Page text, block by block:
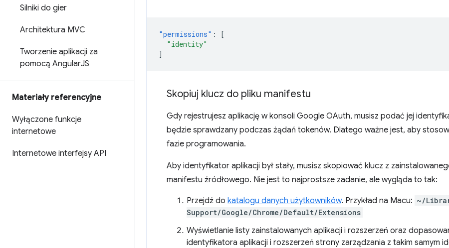
Silniki do gier
Architektura MVC
Tworzenie aplikacji za
pomocą AngularJS
Materiały referencyjne
Wyłączone funkcje
internetowe
Internetowe interfejsy API
"permissions" :
[
"identity"
]
Skopiuj klucz do pliku manifestu
Gdy rejestrujesz aplikację w konsoli Google OAuth, musisz podać jej
będzie sprawdzany podczas żądań tokenów. Dlatego ważne jest, aby
fazie programowania.
Aby identyfikator aplikacji był stały, musisz skopiować klucz z
manifestu źródłowego. Nie jest to najprostsze zadanie, ale wygląda to tak:
Przejdź do katalogu danych użytkowników. Przykład na Macu: ~/
Support/Google/Chrome/Default/Extensions
Wyświetlanie listy zainstalowanych aplikacji i rozszerzeń oraz
identyfikatora aplikacji i rozszerzeń strony zarządzania z takim samym